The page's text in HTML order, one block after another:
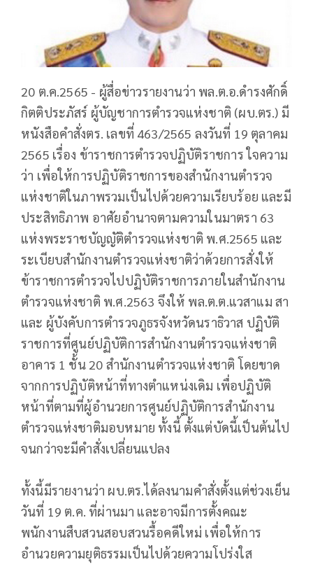
20 ต.ค.2565 - ผู้สื่อข่าวรายงานว่า พล.ต.อ.ดำรงศักดิ์
กิตติประภัสร์ ผู้บัญชาการตำรวจแห่งชาติ (ผบ.ตร.) มี
หนังสือคำสั่งตร. เลขที่ 463/2565 ลงวันที่ 19 ตุลาคม
2565 เรื่อง ข้าราชการตำรวจปฏิบัติราชการ ใจความ
ว่า เพื่อให้การปฏิบัติราชการของสำนักงานตำรวจ
แห่งชาติในภาพรวมเป็นไปด้วยความเรียบร้อย และมี
ประสิทธิภาพ อาศัยอำนาจตามความในมาตรา 63
แห่งพระราชบัญญัติตำรวจแห่งชาติ พ.ศ.2565 และ
ระเบียบสำนักงานตำรวจแห่งชาติว่าด้วยการสั่งให้
ข้าราชการตำรวจไปปฏิบัติราชการภายในสำนักงาน
ตำรวจแห่งชาติ พ.ศ.2563 จึงให้ พล.ต.ต.แวสาแม สา
และ ผู้บังคับการตำรวจภูธรจังหวัดนราธิวาส ปฏิบัติ
ราชการที่ศูนย์ปฏิบัติการสำนักงานตำรวจแห่งชาติ
อาคาร 1 ชั้น 20 สำนักงานตำรวจแห่งชาติ โดยขาด
จากการปฏิบัติหน้าที่ทางตำแหน่งเดิม เพื่อปฏิบัติ
หน้าที่ตามที่ผู้อำนวยการศูนย์ปฏิบัติการสำนักงาน
ตำรวจแห่งชาติมอบหมาย ทั้งนี้ ตั้งแต่บัดนี้เป็นต้นไป
จนกว่าจะมีคำสั่งเปลี่ยนแปลง
ทั้งนี้มีรายงานว่า ผบ.ตร.ได้ลงนามคำสั่งตั้งแต่ช่วงเย็น
วันที่ 19 ต.ค. ที่ผ่านมา และอาจมีการตั้งคณะ
พนักงานสืบสวนสอบสวนรื้อคดีใหม่ เพื่อให้การ
อำนวยความยุติธรรมเป็นไปด้วยความโปร่งใส